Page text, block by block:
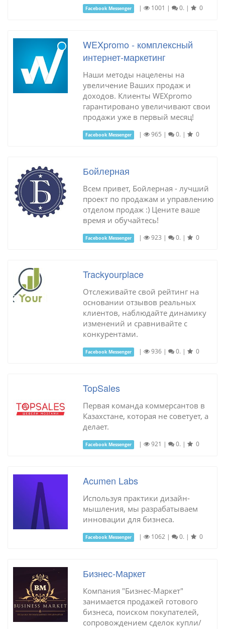
Facebook Messenger | 1001 | 0. | 0
WEXpromo - комплексный
интернет-маркетинг
Наши методы нацелены на
увеличение Ваших продаж и
доходов. Клиенты WEXpromo
гарантировано увеличивают свои
продажи уже в первый месяц!
Facebook Messenger | 965 | 0. | 0
Бойлерная
Всем привет, Бойлерная - лучший
проект по продажам и управлению
отделом продаж :) Цените ваше
время и обучайтесь!
Facebook Messenger | 923 | 0. | 0
Trackyourplace
Отслеживайте свой рейтинг на
основании отзывов реальных
клиентов, наблюдайте динамику
изменений и сравнивайте с
конкурентами.
Facebook Messenger | 936 | 0. | 0
TopSales
Первая команда коммерсантов в
Казахстане, которая не советует, а
делает.
Facebook Messenger | 921 | 0. | 0
Acumen Labs
Используя практики дизайн-
мышления, мы разрабатываем
инновации для бизнеса.
Facebook Messenger | 1062 | 0. | 0
Бизнес-Маркет
Компания "Бизнес-Маркет"
занимается продажей готового
бизнеса, поиском покупателей,
сопровождением сделок купли/